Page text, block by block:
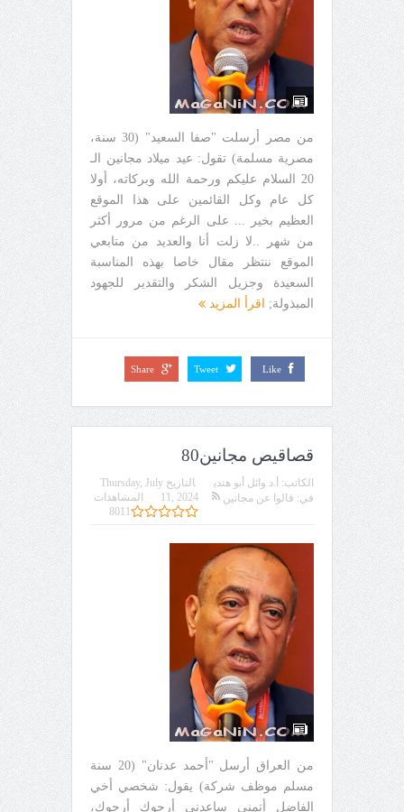
من مصر أرسلت "صفا السعيد" (30 سنة،
مصرية مسلمة) تقول: عيد ميلاد مجانين الـ
20 السلام عليكم ورحمة الله وبركاته، أولا
كل عام وكل القائمين على هذا الموقع
العظيم بخير ... على الرغم من مرور أكثر
من شهر ..لا زلت أنا والعديد من متابعي
الموقع ننتظر مقال خاصا بهذه المناسبة
السعيدة وجزيل الشكر والتقدير للجهود
المبذولة;
اقرأ المزيد
Like
Tweet
Share
قصاقيص مجانين80
الكاتب: أ.د وائل أبو هندي التاريخ Thursday, July
11, 2024
في: قالوا عن مجانين
المشاهدات
8011
من العراق أرسل "أحمد عدنان" (20 سنة
مسلم موظف شركة) يقول: شخصي أخي
الفاضل أتمنى ساعدني أرجوك أرجوك،